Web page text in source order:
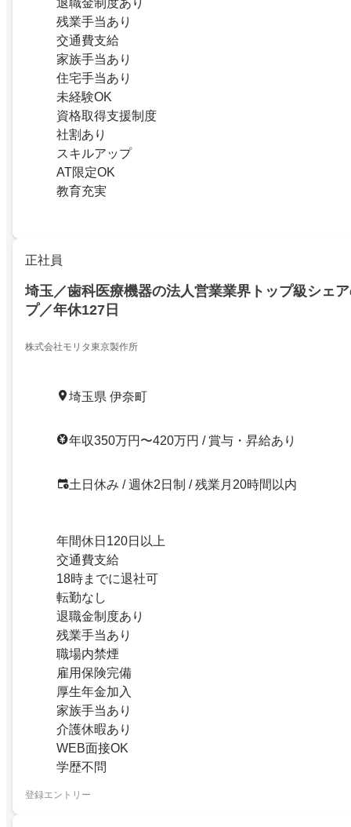
残業手当あり
交通費支給
家族手当あり
住宅手当あり
未経験OK
資格取得支援制度
社割あり
スキルアップ
AT限定OK
教育充実
正社員
埼玉／歯科医療機器の法人営業業界トップ級シェ
プ／年休127日
株式会社モリタ東京製作所
埼玉県 伊奈町
年収350万円〜420万円 / 賞与・昇給あり
土日休み / 週休2日制 / 残業月20時間以内
年間休日120日以上
交通費支給
18時までに退社可
転勤なし
退職金制度あり
残業手当あり
職場内禁煙
雇用保険完備
厚生年金加入
家族手当あり
介護休暇あり
WEB面接OK
学歴不問
登録エントリー